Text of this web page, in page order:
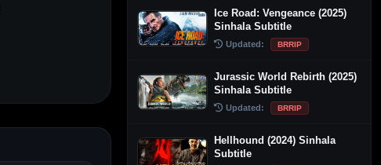
Ice Road: Vengeance (2025)
Sinhala Subtitle
Updated: BRRIP
Jurassic World Rebirth (2025)
Sinhala Subtitle
Updated: BRRIP
Hellhound (2024) Sinhala
Subtitle